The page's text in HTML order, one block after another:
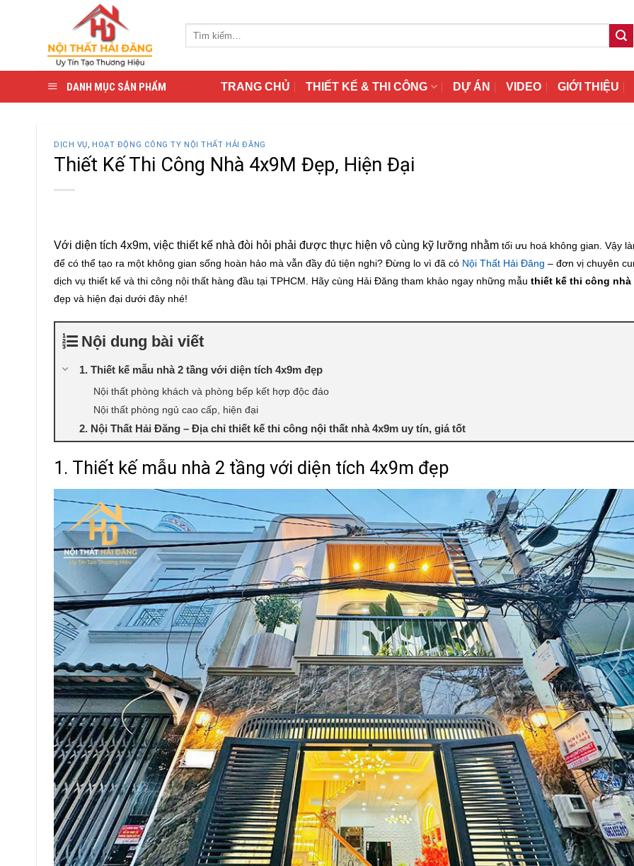
DANH MỤC SẢN PHẨM TRANG CHỦ THIẾT KẾ & THI CÔNG DỰ ÁN VIDEO GIỚI THIỆU
DỊCH VỤ, HOẠT ĐỘNG CÔNG TY NỘI THẤT HẢI ĐĂNG
Thiết Kế Thi Công Nhà 4x9M Đẹp, Hiện Đại
Với diện tích 4x9m, việc thiết kế nhà đòi hỏi phải được thực hiện vô cùng kỹ lưỡng nhằm tối ưu hoá không gian. Vậy
để có thể tạo ra một không gian sống hoàn hảo mà vẫn đầy đủ tiện nghi? Đừng lo vì đã có Nội Thất Hải Đăng – đơn vị chuyên
dịch vụ thiết kế và thi công nội thất hàng đầu tại TPHCM. Hãy cùng Hải Đăng tham khảo ngay những mẫu thiết kế thi công nhà
đẹp và hiện đại dưới đây nhé!
Nội dung bài viết
1. Thiết kế mẫu nhà 2 tầng với diện tích 4x9m đẹp
Nội thất phòng khách và phòng bếp kết hợp độc đáo
Nội thất phòng ngủ cao cấp, hiện đại
2. Nội Thất Hải Đăng – Địa chỉ thiết kế thi công nội thất nhà 4x9m uy tín, giá tốt
1. Thiết kế mẫu nhà 2 tầng với diện tích 4x9m đẹp